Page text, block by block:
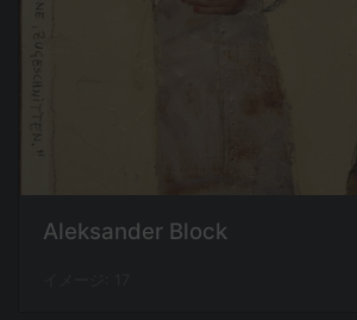
Aleksander Block